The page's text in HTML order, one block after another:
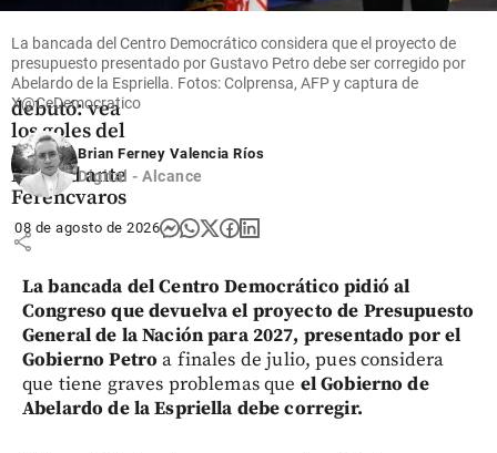
volvió y
Bernardo
Silva
debutó: vea
los goles del
Real
Madrid ante
Ferencvaros
share
La bancada del Centro Democrático considera que el proyecto de
presupuesto presentado por Gustavo Petro debe ser corregido por
Abelardo de la Espriella. Fotos: Colprensa, AFP y captura de
X@CeDemocratico
Brian Ferney Valencia Ríos
Digital - Alcance
08 de agosto de 2026
La bancada del Centro Democrático pidió al
Congreso que devuelva el proyecto de Presupuesto
General de la Nación para 2027, presentado por el
Gobierno Petro a finales de julio, pues considera
que tiene graves problemas que el Gobierno de
Abelardo de la Espriella debe corregir.